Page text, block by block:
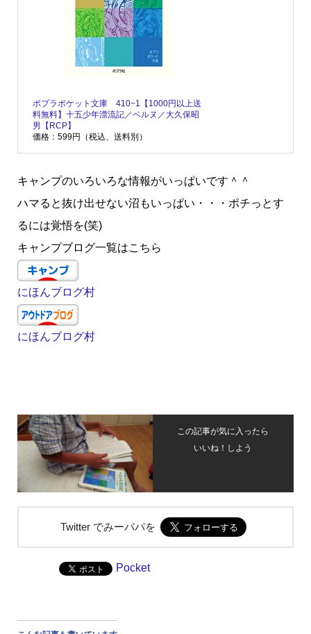
ポプラポケット文庫 410−1【1000円以上送
料無料】十五少年漂流記／ベルヌ／大久保昭
男【RCP】
価格：599円（税込、送料別）
キャンプのいろいろな情報がいっぱいです＾＾
ハマると抜け出せない沼もいっぱい・・・ポチっとす
るには覚悟を(笑)
キャンプブログ一覧はこちら
にほんブログ村
にほんブログ村
この記事が気に入ったら
いいね！しよう
Twitter でみーパパを
Pocket